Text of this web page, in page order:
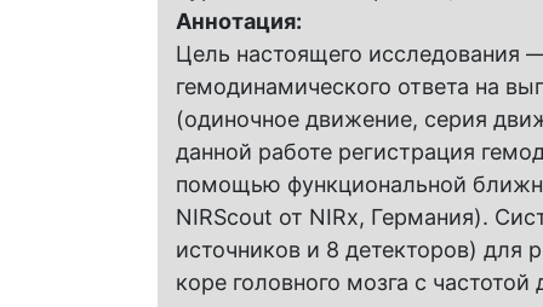
Аннотация:
Цель настоящего исследования
гемодинамического ответа на
(одиночное движение, серия
данной работе регистрация
помощью функциональной
NIRScout от NIRx, Германия).
источников и 8 детекторов) для
коре головного мозга с